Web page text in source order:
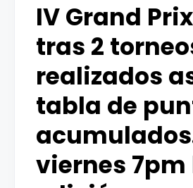
IV Grand
tras 2
realizados
tabla de
viernes 7pm